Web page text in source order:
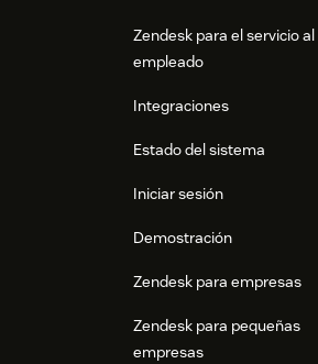
Zendesk para el servicio al
empleado
Integraciones
Estado del sistema
Iniciar sesión
Demostración
Zendesk para empresas
Zendesk para pequeñas
empresas